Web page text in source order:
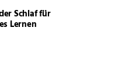
Schlaf für
Lernen